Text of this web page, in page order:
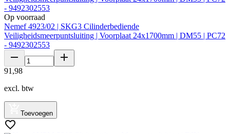
Op voorraad
Nemef 4923/02 | SKG3 Cilinderbediende
Veiligheidsmeerpuntsluiting | Voorplaat 24x1700mm | DM55 | PC72
- 9492302553
91 ,98
excl. btw
Toevoegen